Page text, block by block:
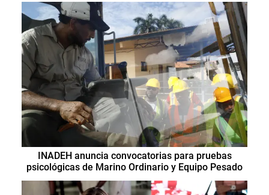
INADEH anuncia convocatorias para pruebas
psicológicas de Marino Ordinario y Equipo Pesado